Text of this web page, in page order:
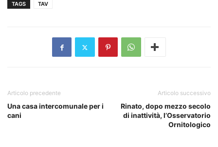
TAGS TAV
Articolo precedente
Una casa intercomunale per i
cani
Articolo successivo
Rinato, dopo mezzo secolo
di inattività, l’Osservatorio
Ornitologico